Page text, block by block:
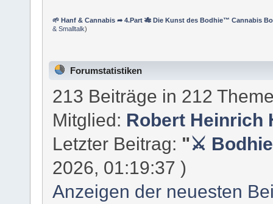
🌱 Hanf & Cannabis ➦ 4.Part 🎋 Die Kunst des Bodhie™ Cannabis
& Smalltalk)
Forumstatistiken
213 Beiträge in 212
Mitglied: Robert Heinrich
Letzter Beitrag: "⚔
2026, 01:19:37 )
Anzeigen der neuesten